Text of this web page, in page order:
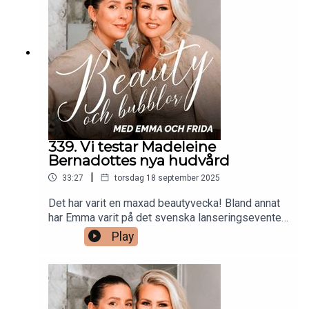
så tipsar Frida om en produkt som visat sig vara
supereffektiv mot problemhud!
339. Vi testar Madeleine
Bernadottes nya hudvård
33:27 | torsdag 18 september 2025
Det har varit en maxad beautyvecka! Bland annat
har Emma varit på det svenska lanseringseventet
för goop Beauty. I veckans avsnitt berättar hon
vilka produkter som hon lade vantarna på direkt.
Frida har på sitt håll fått ta del av den
efterlängtade nylanseringen för Make Up Store.
Detta ikoniska märke har nu uppdaterat flera av
sina klassiska bästsäljare, som Frida kikat närmre
Play